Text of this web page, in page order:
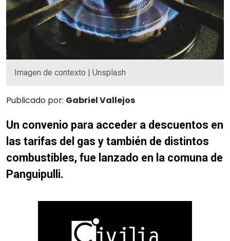
Imagen de contexto | Unsplash
Publicado por: Gabriel Vallejos
Un convenio para acceder a descuentos en
las tarifas del gas y también de distintos
combustibles, fue lanzado en la comuna de
Panguipulli.